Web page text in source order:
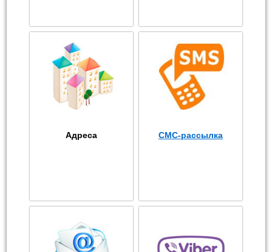
Адреса СМС-рассылка